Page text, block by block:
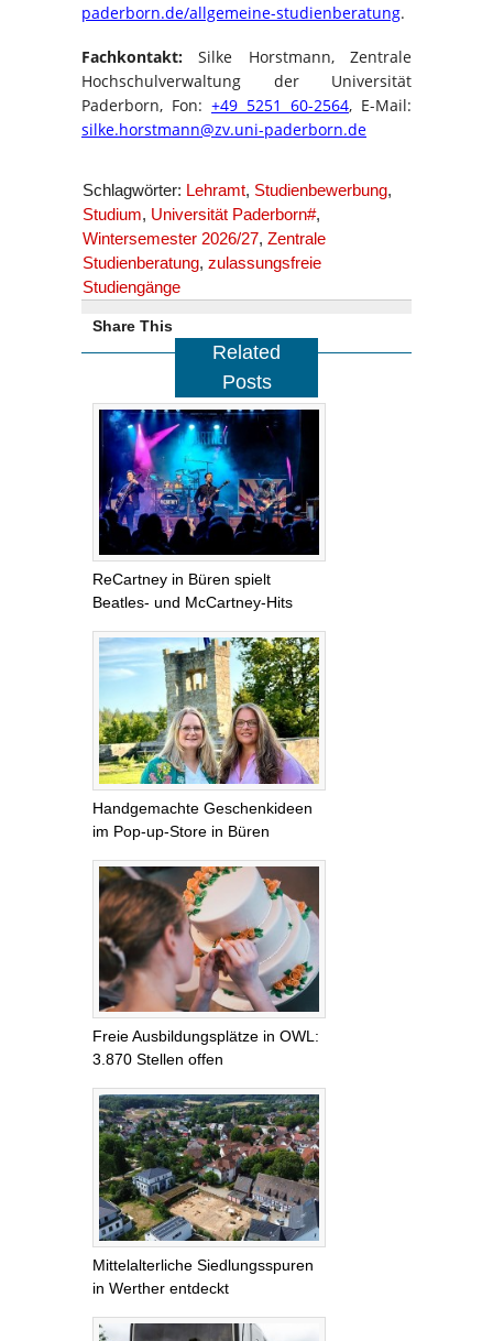
paderborn.de/allgemeine-studienberatung.
Fachkontakt: Silke Horstmann, Zentrale
Hochschulverwaltung der Universität
Paderborn, Fon: +49 5251 60-2564, E-Mail:
silke.horstmann@zv.uni-paderborn.de
Schlagwörter: Lehramt, Studienbewerbung,
Studium, Universität Paderborn#,
Wintersemester 2026/27, Zentrale
Studienberatung, zulassungsfreie
Studiengänge
Share This
Related
Posts
ReCartney in Büren spielt
Beatles- und McCartney-Hits
Handgemachte Geschenkideen
im Pop-up-Store in Büren
Freie Ausbildungsplätze in OWL:
3.870 Stellen offen
Mittelalterliche Siedlungsspuren
in Werther entdeckt